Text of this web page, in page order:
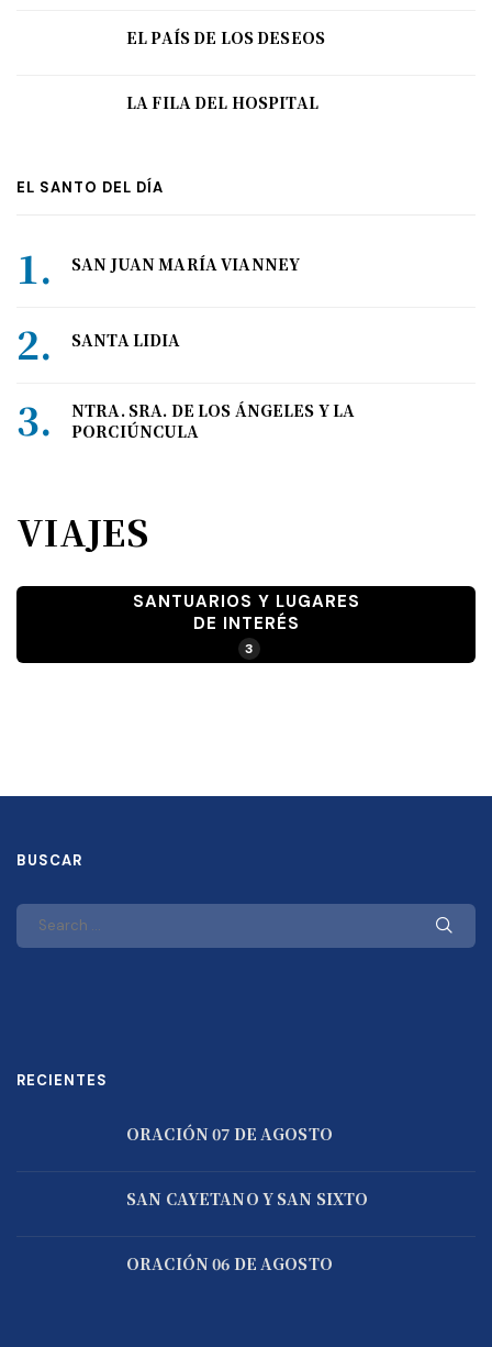
EL PAÍS DE LOS DESEOS
LA FILA DEL HOSPITAL
EL SANTO DEL DÍA
SAN JUAN MARÍA VIANNEY
SANTA LIDIA
NTRA. SRA. DE LOS ÁNGELES Y LA
PORCIÚNCULA
VIAJES
SANTUARIOS Y LUGARES
DE INTERÉS
3
BUSCAR
RECIENTES
ORACIÓN 07 DE AGOSTO
SAN CAYETANO Y SAN SIXTO
ORACIÓN 06 DE AGOSTO